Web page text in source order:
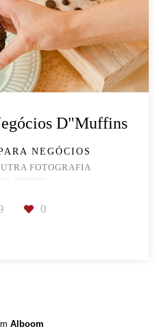
D"Muffins
NEGÓCIOS
FOTOGRAFIA
0
Alboom